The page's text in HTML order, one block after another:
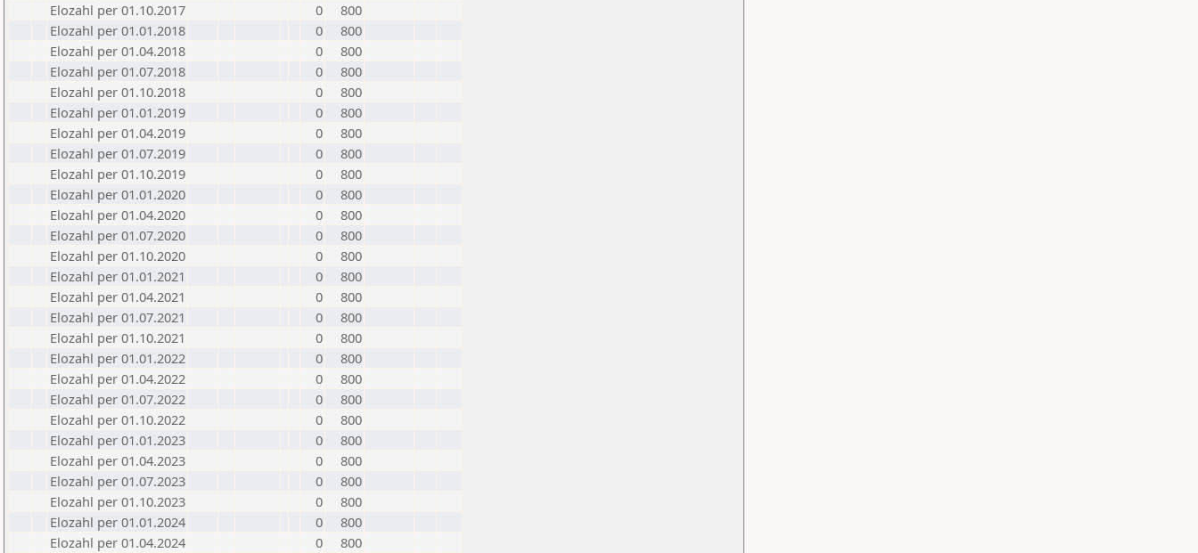
Elozahl per 01.10.2017
0
800
Elozahl per 01.01.2018
0
800
Elozahl per 01.04.2018
0
800
Elozahl per 01.07.2018
0
800
Elozahl per 01.10.2018
0
800
Elozahl per 01.01.2019
0
800
Elozahl per 01.04.2019
0
800
Elozahl per 01.07.2019
0
800
Elozahl per 01.10.2019
0
800
Elozahl per 01.01.2020
0
800
Elozahl per 01.04.2020
0
800
Elozahl per 01.07.2020
0
800
Elozahl per 01.10.2020
0
800
Elozahl per 01.01.2021
0
800
Elozahl per 01.04.2021
0
800
Elozahl per 01.07.2021
0
800
Elozahl per 01.10.2021
0
800
Elozahl per 01.01.2022
0
800
Elozahl per 01.04.2022
0
800
Elozahl per 01.07.2022
0
800
Elozahl per 01.10.2022
0
800
Elozahl per 01.01.2023
0
800
Elozahl per 01.04.2023
0
800
Elozahl per 01.07.2023
0
800
Elozahl per 01.10.2023
0
800
Elozahl per 01.01.2024
0
800
Elozahl per 01.04.2024
0 800